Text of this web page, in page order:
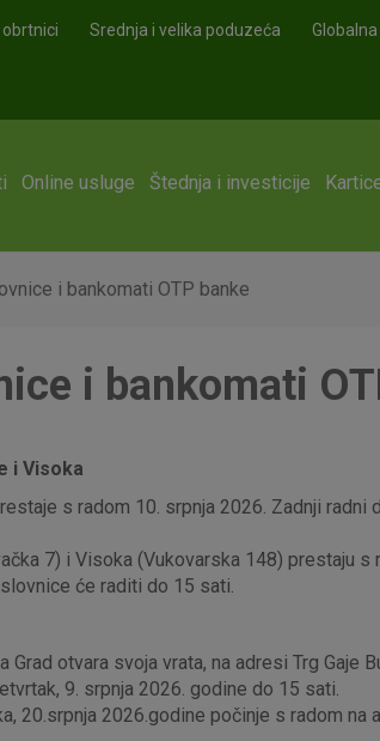
Srednja i velika poduzeća
Online usluge Štednja i investicije
i bankomati OTP banke
i bankomati
i Visoka
s radom 10. srpnja 2026. Zadnji
7) i Visoka (Vukovarska 148) prestaju s
će raditi do 15 sati.
otvara svoja vrata, na adresi Trg Gaje
9. srpnja 2026. godine do 15 sati.
20.srpnja 2026.godine počinje s radom